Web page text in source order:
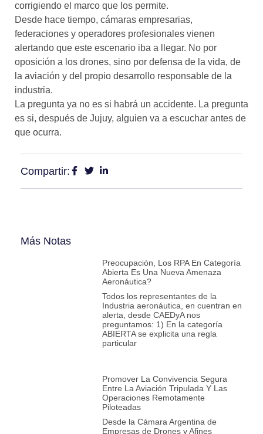
corrigiendo el marco que los permite.
Desde hace tiempo, cámaras empresarias,
federaciones y operadores profesionales vienen
alertando que este escenario iba a llegar. No por
oposición a los drones, sino por defensa de la vida, de
la aviación y del propio desarrollo responsable de la
industria.
La pregunta ya no es si habrá un accidente. La pregunta
es si, después de Jujuy, alguien va a escuchar antes de
que ocurra.
Compartir:
Más Notas
Preocupación, Los RPA En Categoría
Abierta Es Una Nueva Amenaza
Aeronáutica?
Todos los representantes de la
Industria aeronáutica, en cuentran en
alerta, desde CAEDyA nos
preguntamos: 1) En la categoría
ABIERTA se explicita una regla
particular
Promover La Convivencia Segura
Entre La Aviación Tripulada Y Las
Operaciones Remotamente
Piloteadas
Desde la Cámara Argentina de
Empresas de Drones y Afines